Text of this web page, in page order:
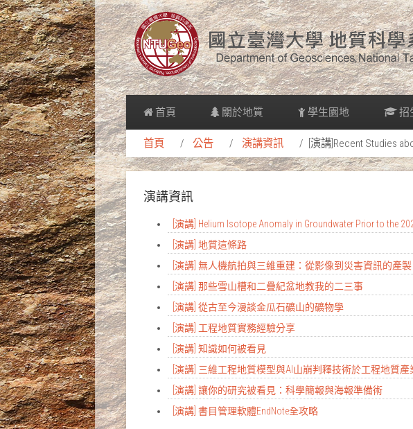
首頁 關於地質 學生園地 招
首頁 公告 演講資訊 [演講]Recent Studies
演講資訊
[演講] Helium Isotope Anomaly in Groundwater Prior to the
[演講] 地質這條路
[演講] 無人機航拍與三維重建：從影像到災害資訊的產製
[演講] 那些雪山槽和二疊紀盆地教我的二三事
[演講] 從古至今漫談金瓜石礦山的礦物學
[演講] 工程地質實務經驗分享
[演講] 知識如何被看見
[演講] 三維工程地質模型與AI山崩判釋技術於工程地質產
[演講] 讓你的研究被看見：科學簡報與海報準備術
[演講] 書目管理軟體EndNote全攻略